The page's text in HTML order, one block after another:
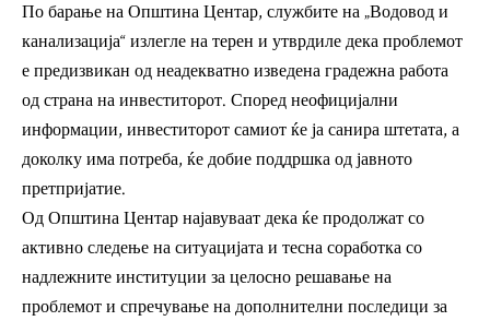
По барање на Општина Центар, службите на „Водовод и
канализација“ излегле на терен и утврдиле дека проблемот
е предизвикан од неадекватно изведена градежна работа
од страна на инвеститорот. Според неофицијални
информации, инвеститорот самиот ќе ја санира штетата, а
доколку има потреба, ќе добие поддршка од јавното
претпријатие.
Од Општина Центар најавуваат дека ќе продолжат со
активно следење на ситуацијата и тесна соработка со
надлежните институции за целосно решавање на
проблемот и спречување на дополнителни последици за